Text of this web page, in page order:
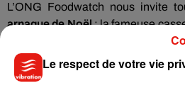
L’ONG Foodwatch nous invite
arnaque de Noël: la fameuse
si vous souhaitez participer, vous
Le respect de votre vie